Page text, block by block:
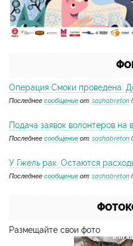
Операция Смоки проведена.
Последнее сообщение от: sashabreton
Подача заявок волонтеров на
Последнее сообщение от: sashabreton
У Гжель рак. Остаются
Последнее сообщение от: sashabreton
Размещайте свои фото